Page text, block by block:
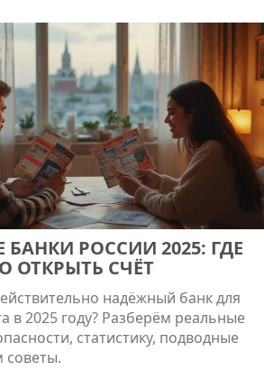
РОССИИ 2025: ГДЕ
ОТКРЫТЬ СЧЁТ
надёжный банк для
в 2025 году? Разберём реальные
статистику, подводные
советы.